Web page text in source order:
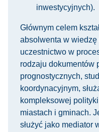
inwestycyjnych).
Głównym celem
absolwenta w
uczestnictwo w
rodzaju dokumentów
prognostycznych,
koordynacyjnym,
kompleksowej
miastach i gminach.
służyć jako mediator